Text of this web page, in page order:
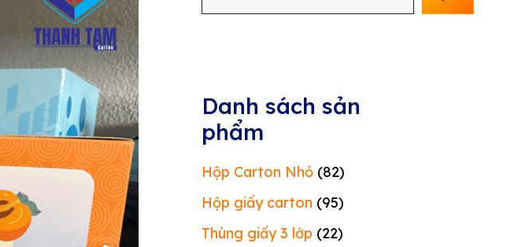
kiếm
Danh sách sản
phẩm
Hộp Carton Nhỏ (82)
Hộp giấy carton (95)
Thùng giấy 3 lớp (22)